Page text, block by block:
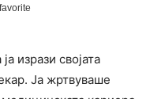
изрази својата
Ја жртвуваше